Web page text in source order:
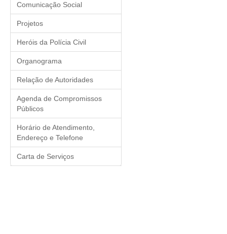
Comunicação Social
Projetos
Heróis da Polícia Civil
Organograma
Relação de Autoridades
Agenda de Compromissos
Públicos
Horário de Atendimento,
Endereço e Telefone
Carta de Serviços